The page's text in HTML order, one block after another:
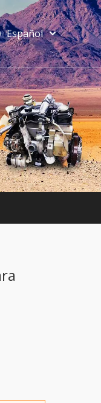
Español
فارسی
Bahasa
indonesia
Türk dili
ไทย
Italiano
Deutsch
Português
Pусский
English